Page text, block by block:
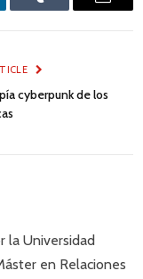
Tumblr Email
cyberpunk de los
la Universidad
en Relaciones